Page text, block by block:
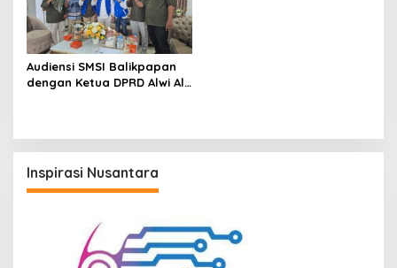
Audiensi SMSI Balikpapan
dengan Ketua DPRD Alwi Al
Inspirasi Nusantara